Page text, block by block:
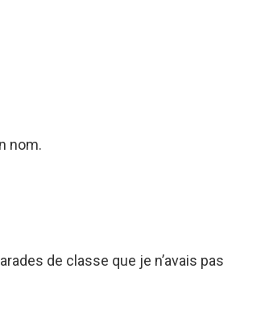
nom.
de classe que je n’avais pas